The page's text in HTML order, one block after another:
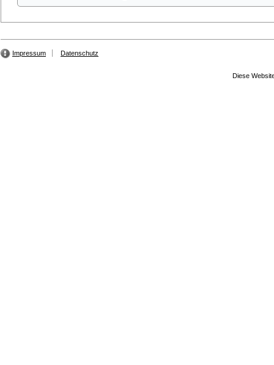
Impressum Datenschutz
Diese